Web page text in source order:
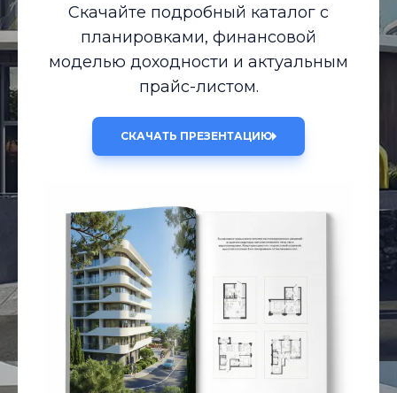
Скачайте подробный каталог с
планировками, финансовой
моделью доходности и актуальным
прайс-листом.
СКАЧАТЬ ПРЕЗЕНТАЦИЮ